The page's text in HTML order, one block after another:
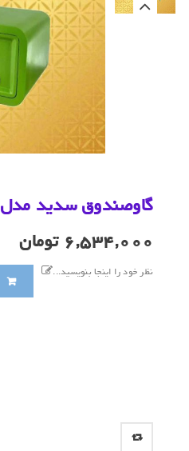
گاوصندوق سدید مدل ۴۳۰W
۶,۵۳۴,۰۰۰ تومان
نظر خود را اینجا بنویسید...